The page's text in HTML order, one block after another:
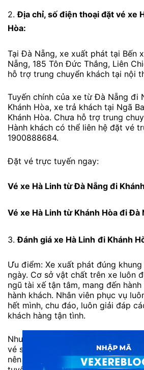
2.Địa chỉ, số điện thoại đặt vé xe
Hòa:
Tại Đà Nẵng, xe xuất phát tại Bến
Nẵng, 185 Tôn Đức Thắng, Liên
hỗ trợ trung chuyển khách tại nội
Tuyến chính của xe từ Đà Nẵng đi
Khánh Hòa, xe trả khách tại Ngã
Khánh Hòa. Chưa hỗ trợ trung
Hành khách có thể liên hệ đặt vé
1900888684.
Đặt vé trực tuyến ngay:
Vé xe Hà Linh từ Đà Nẵng đi
Vé xe Hà Linh từ Khánh Hòa đi Đà
3.Đánh giá xe Hà Linh đi Khánh
Ưu điểm: Xe xuất phát đúng
ngày. Cơ sở vật chất trên xe luôn
ngũ tài xế tận tâm, mang đến
hành khách. Nhân viên phục vụ
hết mình, chu đáo, luôn giải đáp
khách hàng tận tình.
Nhược điểm: Số lượng khách đi
vé sớm vào các ngày cuối tuần
nên liên hệ tổng đài 1900888684